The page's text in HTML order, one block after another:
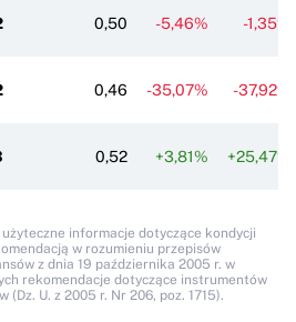
0,50 -5,46% -1,35%
0,46 -35,07% -37,92%
0,52 +3,81% +25,47%
informacje dotyczące kondycji
w rozumieniu przepisów
z dnia 19 października 2005 r. w
rekomendacje dotyczące instrumentów
U. z 2005 r. Nr 206, poz. 1715).